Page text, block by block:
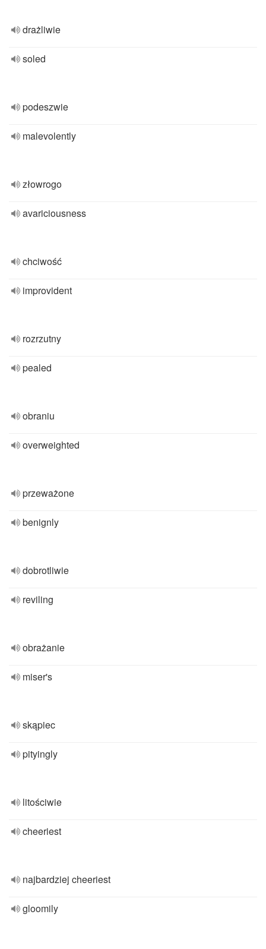
drażliwie
soled
podeszwie
malevolently
złowrogo
avariciousness
chciwość
improvident
rozrzutny
pealed
obraniu
overweighted
przeważone
benignly
dobrotliwie
reviling
obrażanie
miser's
skąpiec
pityingly
litościwie
cheeriest
najbardziej cheeriest
gloomily